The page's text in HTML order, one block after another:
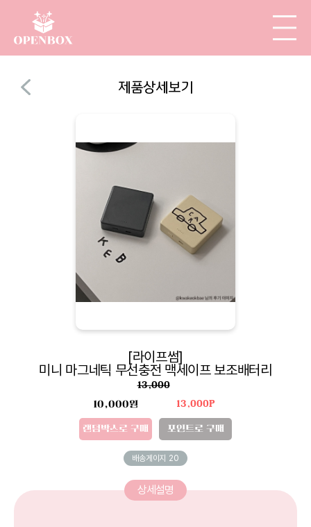
제품상세보기
[라이프썸]
미니 마그네틱 무선충전 맥세이프 보조배터리
13,000
10,000원
랜덤박스로 구매
13,000P
포인트로 구매
배송게이지 20
상세설명